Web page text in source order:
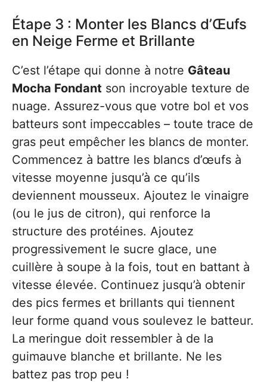
Étape 3 : Monter les Blancs d’Œufs
en Neige Ferme et Brillante
C’est l’étape qui donne à notre Gâteau
Mocha Fondant son incroyable texture de
nuage. Assurez-vous que votre bol et vos
batteurs sont impeccables – toute trace de
gras peut empêcher les blancs de monter.
Commencez à battre les blancs d’œufs à
vitesse moyenne jusqu’à ce qu’ils
deviennent mousseux. Ajoutez le vinaigre
(ou le jus de citron), qui renforce la
structure des protéines. Ajoutez
progressivement le sucre glace, une
cuillère à soupe à la fois, tout en battant à
vitesse élevée. Continuez jusqu’à obtenir
des pics fermes et brillants qui tiennent
leur forme quand vous soulevez le batteur.
La meringue doit ressembler à de la
guimauve blanche et brillante. Ne les
battez pas trop peu !